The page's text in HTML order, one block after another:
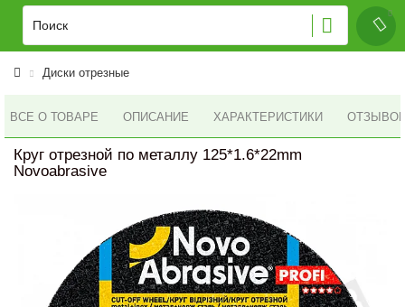
Диски отрезные
ВСЕ О ТОВАРЕ ОПИСАНИЕ ХАРАКТЕРИСТИКИ ОТЗЫВОВ
Круг отрезной по металлу 125*1.6*22mm
Novoabrasive